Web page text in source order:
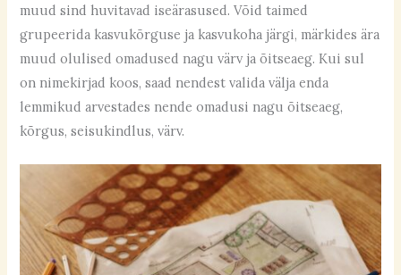
muud sind huvitavad iseärasused. Võid taimed
grupeerida kasvukõrguse ja kasvukoha järgi, märkides ära
muud olulised omadused nagu värv ja õitseaeg. Kui sul
on nimekirjad koos, saad nendest valida välja enda
lemmikud arvestades nende omadusi nagu õitseaeg,
kõrgus, seisukindlus, värv.